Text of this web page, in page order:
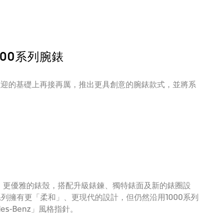
系列腕錶
的基礎上再接再厲，推出更具創意的腕錶款式，並將系
優雅的錶殼，搭配升級錶鍊、獨特錶面及新的錶圈設
擁有更「柔和」、更現代的設計，但仍然沿用1000系列
Benz」風格指針。